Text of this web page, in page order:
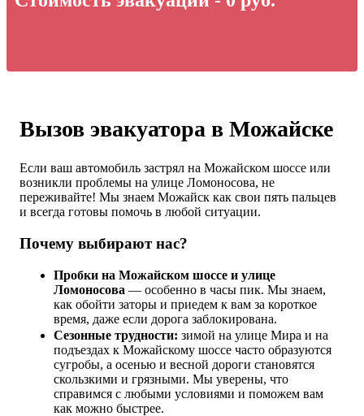
Вызов эвакуатора в Можайске
Если ваш автомобиль застрял на Можайском шоссе или
возникли проблемы на улице Ломоносова, не
переживайте! Мы знаем Можайск как свои пять пальцев
и всегда готовы помочь в любой ситуации.
Почему выбирают нас?
Пробки на Можайском шоссе и улице
Ломоносова — особенно в часы пик. Мы знаем,
как обойти заторы и приедем к вам за короткое
время, даже если дорога заблокирована.
Сезонные трудности: зимой на улице Мира и на
подъездах к Можайскому шоссе часто образуются
сугробы, а осенью и весной дороги становятся
скользкими и грязными. Мы уверены, что
справимся с любыми условиями и поможем вам
как можно быстрее.